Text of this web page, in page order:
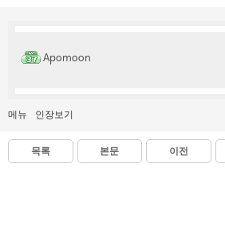
Apomoon
메뉴 인장보기
목록 본문 이전